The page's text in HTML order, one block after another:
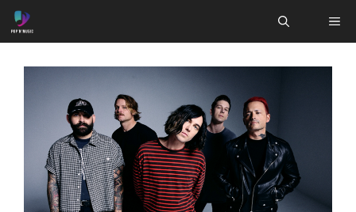
Aller
au